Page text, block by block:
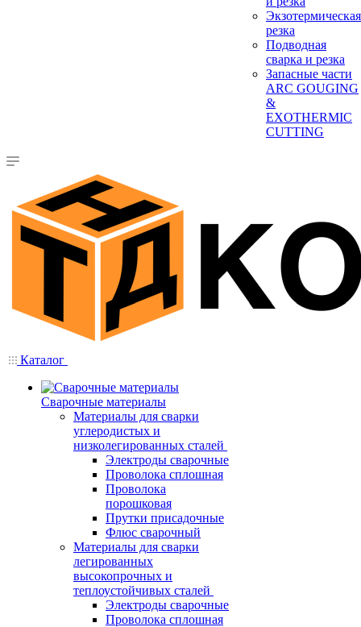
Экзотермическая
резка
Подводная
сварка и резка
Запасные части
ARC GOUGING
&
EXOTHERMIC
CUTTING
Каталог
Сварочные материалы
Материалы для сварки
углеродистых и
низколегированных сталей
Электроды сварочные
Проволока сплошная
Проволока
порошковая
Прутки присадочные
Флюс сварочный
Материалы для сварки
легированных
высокопрочных и
теплоустойчивых сталей
Электроды сварочные
Проволока сплошная